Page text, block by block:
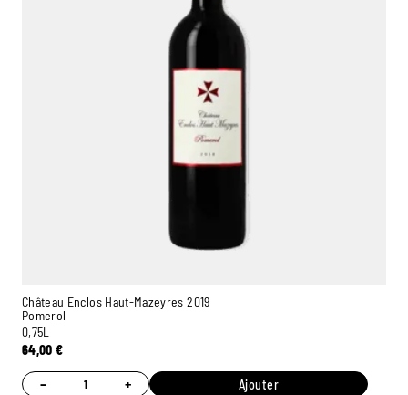
Château Enclos Haut-Mazeyres 2019
Pomerol
0,75L
64,00€
− + Ajouter